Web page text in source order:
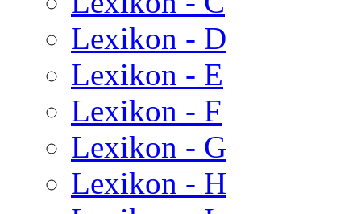
Lexikon - D
Lexikon - E
Lexikon - F
Lexikon - G
Lexikon - H